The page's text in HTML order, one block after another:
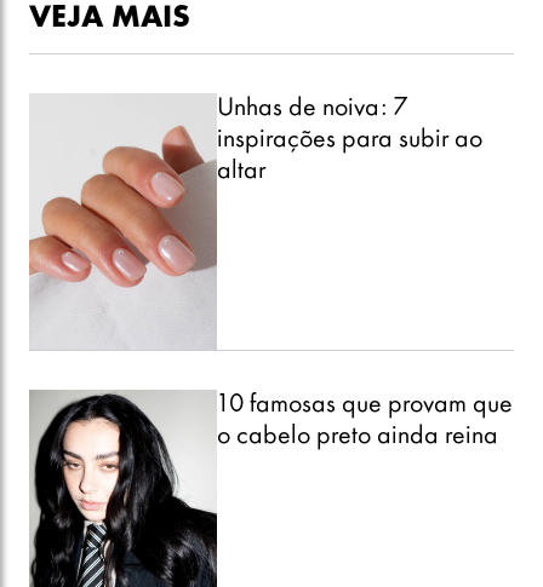
VEJA MAIS
Unhas de noiva: 7
inspirações para subir ao
altar
10 famosas que provam que
o cabelo preto ainda reina